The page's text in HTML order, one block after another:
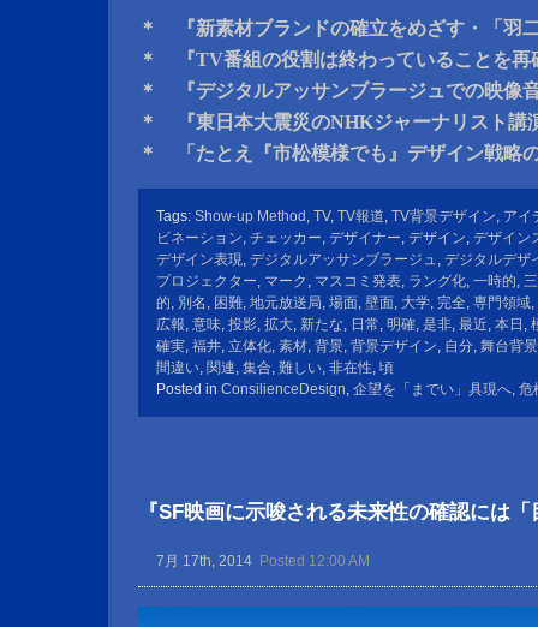
＊ 『新素材ブランドの確立をめざす・「羽
＊ 『TV番組の役割は終わっていることを再
＊ 『デジタルアッサンブラージュでの映像
＊ 『東日本大震災のNHKジャーナリスト講
＊ 「たとえ『市松模様でも』デザイン戦略
Tags: Show-up Method , TV, TV報道, TV背景デザイン, アイ
ビネーション, チェッカー, デザイナー, デザイン, デザイン
デザイン表現, デジタルアッサンブラージュ, デジタルデザ
プロジェクター, マーク , マスコミ発表, ラング化, 一時的,
的, 別名 , 困難, 地元放送局, 場面, 壁面, 大学, 完全, 専門領域,
広報, 意味, 投影, 拡大, 新たな, 日常, 明確, 是非, 最近, 本日 ,
確実, 福井, 立体化, 素材, 背景, 背景デザイン, 自分, 舞台背景
間違い, 関連, 集合, 難しい, 非在性, 頃
Posted in ConsilienceDesign, 企望を「までい」具現へ, 危
『SF映画に示唆される未来性の確認には
7月 17th, 2014 Posted 12:00 AM